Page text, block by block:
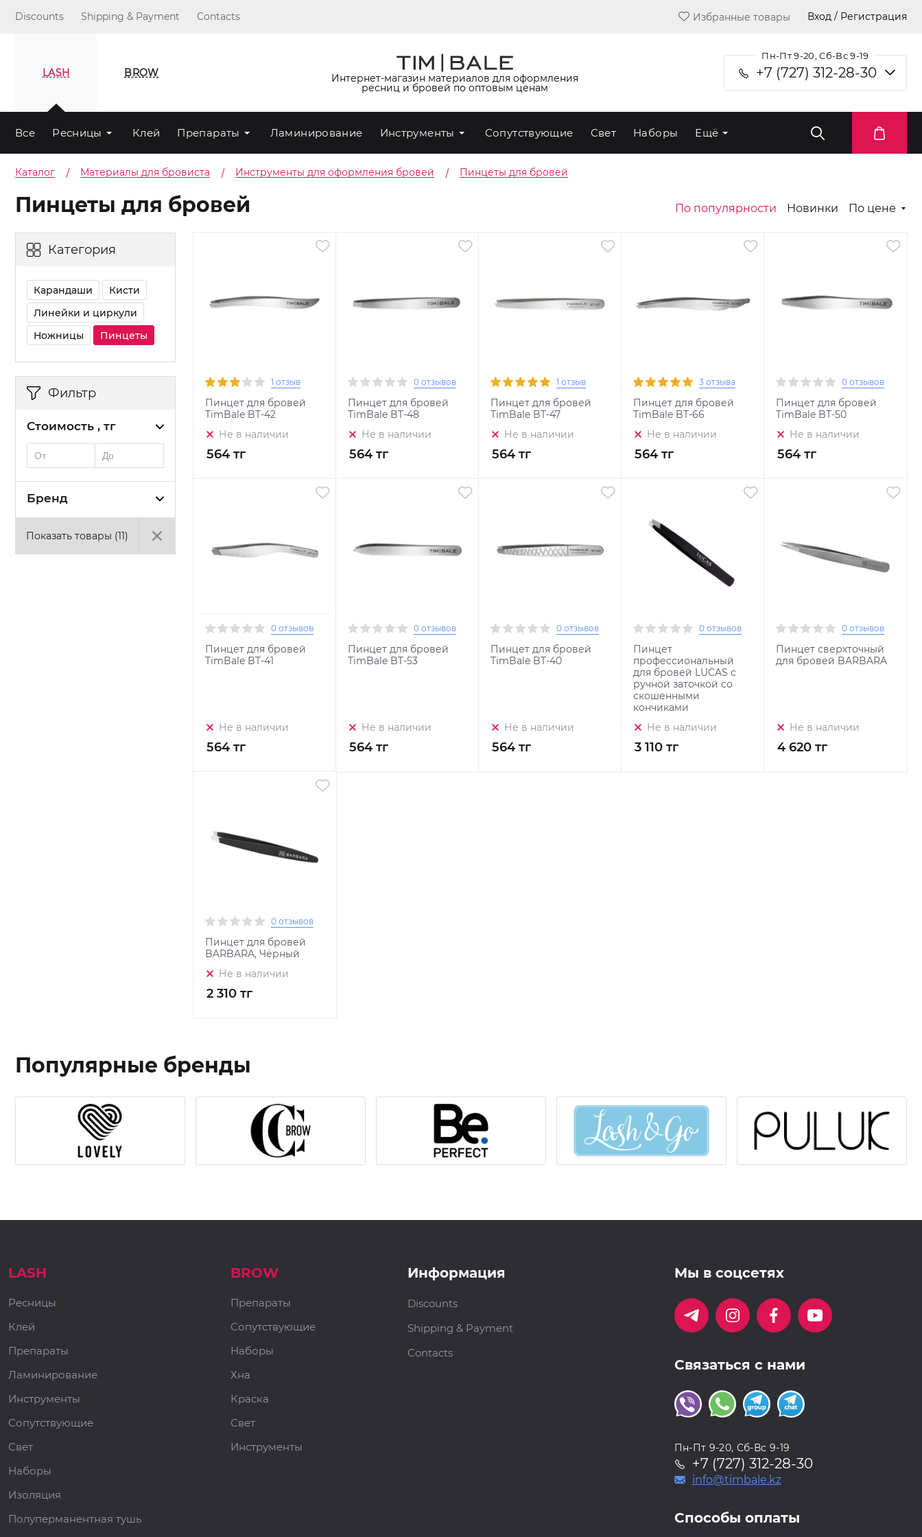
Discounts Shipping & Payment Contacts Избранные товары Вход / Регистрация
LASH BROW Интернет-магазин материалов для оформления
ресниц и бровей по оптовым ценам
Пн-Пт 9-20, Сб-Вс 9-19
+7 (727) 312-28-30
Все Ресницы Клей Препараты Ламинирование Инструменты Сопутствующие Свет Наборы Ещё
Каталог Материалы для бровиста Инструменты для оформления бровей Пинцеты для бровей
Пинцеты для бровей По популярности Новинки По цене
Категория
Карандаши
Кисти
Линейки и циркули
Ножницы
Пинцеты
Фильтр
Стоимость , тг
Бренд
Показать товары (11)
1 отзыв
Пинцет для бровей
TimBale BT-42
Не в наличии
564 тг
0 отзывов
Пинцет для бровей
TimBale BT-48
Не в наличии
564 тг
1 отзыв
Пинцет для бровей
TimBale BT-47
Не в наличии
564 тг
3 отзыва
Пинцет для бровей
TimBale BT-66
Не в наличии
564 тг
0 отзывов
Пинцет для бровей
TimBale BT-50
Не в наличии
564 тг
0 отзывов
Пинцет для бровей
TimBale BT-41
Не в наличии
564 тг
0 отзывов
Пинцет для бровей
TimBale BT-53
Не в наличии
564 тг
0 отзывов
Пинцет для бровей
TimBale BT-40
Не в наличии
564 тг
0 отзывов
Пинцет
профессиональный
для бровей LUCAS с
ручной заточкой со
скошенными
кончиками
Не в наличии
3 110 тг
0 отзывов
Пинцет сверхточный
для бровей BARBARA
Не в наличии
4 620 тг
0 отзывов
Пинцет для бровей
BARBARA, Чёрный
Не в наличии
2 310 тг
Популярные бренды
LASH
Ресницы
Клей
Препараты
Ламинирование
Инструменты
Сопутствующие
Свет
Наборы
Изоляция
Полуперманентная тушь
BROW
Препараты
Сопутствующие
Наборы
Хна
Краска
Свет
Инструменты
Информация
Discounts
Shipping & Payment
Contacts
Мы в соцсетях
Связаться с нами
Пн-Пт 9-20, Сб-Вс 9-19
+7 (727) 312-28-30
info@timbale.kz
Способы оплаты